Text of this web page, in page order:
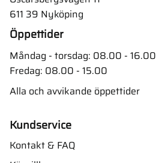
611 39 Nyköping
Öppettider
Måndag - torsdag: 08.00 - 16.00
Fredag: 08.00 - 15.00
Alla och avvikande öppettider
Kundservice
Kontakt & FAQ